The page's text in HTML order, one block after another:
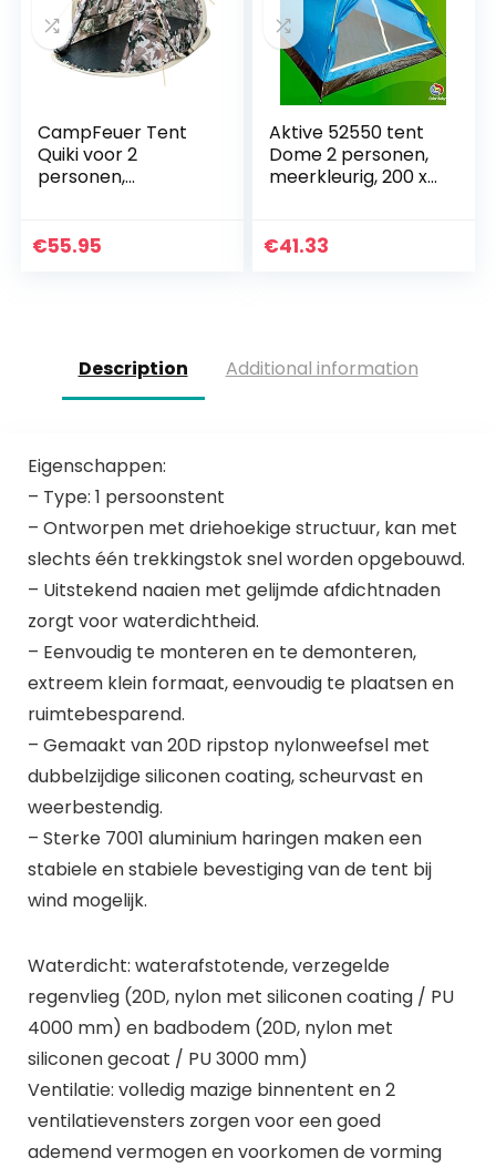
CampFeuer Tent
Quiki voor 2
personen,
waterafstotend,
€55.95
Aktive 52550 tent
Dome 2 personen,
meerkleurig, 200 x
€41.33
Description Additional information
Eigenschappen:
– Type: 1 persoonstent
– Ontworpen met driehoekige structuur, kan met
slechts één trekkingstok snel worden opgebouwd.
– Uitstekend naaien met gelijmde afdichtnaden
zorgt voor waterdichtheid.
– Eenvoudig te monteren en te demonteren,
extreem klein formaat, eenvoudig te plaatsen en
ruimtebesparend.
– Gemaakt van 20D ripstop nylonweefsel met
dubbelzijdige siliconen coating, scheurvast en
weerbestendig.
– Sterke 7001 aluminium haringen maken een
stabiele en stabiele bevestiging van de tent bij
wind mogelijk.
Waterdicht: waterafstotende, verzegelde
regenvlieg (20D, nylon met siliconen coating / PU
4000 mm) en badbodem (20D, nylon met
siliconen gecoat / PU 3000 mm)
Ventilatie: volledig mazige binnentent en 2
ventilatievensters zorgen voor een goed
ademend vermogen en voorkomen de vorming